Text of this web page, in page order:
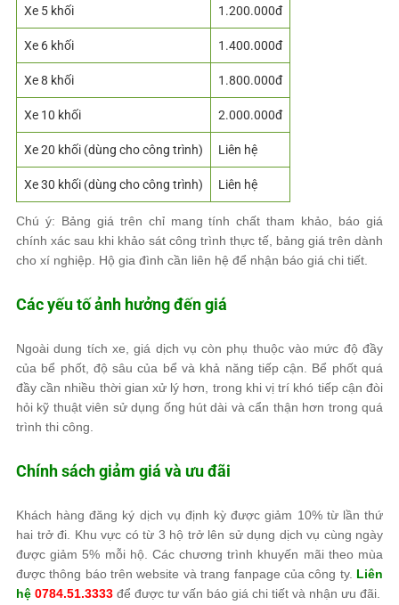
Xe 5 khối 1.200.000đ
Xe 6 khối 1.400.000đ
Xe 8 khối 1.800.000đ
Xe 10 khối 2.000.000đ
Xe 20 khối (dùng cho công trình) Liên hệ
Xe 30 khối (dùng cho công trình) Liên hệ
Chú ý: Bảng giá trên chỉ mang tính chất tham khảo, báo giá
chính xác sau khi khảo sát công trình thực tế, bảng giá trên dành
cho xí nghiệp. Hộ gia đình cần liên hệ để nhận báo giá chi tiết.
Các yếu tố ảnh hưởng đến giá
Ngoài dung tích xe, giá dịch vụ còn phụ thuộc vào mức độ đầy
của bể phốt, độ sâu của bể và khả năng tiếp cận. Bể phốt quá
đầy cần nhiều thời gian xử lý hơn, trong khi vị trí khó tiếp cận đòi
hỏi kỹ thuật viên sử dụng ống hút dài và cẩn thận hơn trong quá
trình thi công.
Chính sách giảm giá và ưu đãi
Khách hàng đăng ký dịch vụ định kỳ được giảm 10% từ lần thứ
hai trở đi. Khu vực có từ 3 hộ trở lên sử dụng dịch vụ cùng ngày
được giảm 5% mỗi hộ. Các chương trình khuyến mãi theo mùa
được thông báo trên website và trang fanpage của công ty. Liên
hệ 0784.51.3333 để được tư vấn báo giá chi tiết và nhận ưu đãi.